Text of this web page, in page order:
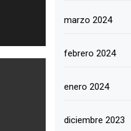
marzo 2024
febrero 2024
enero 2024
diciembre 2023